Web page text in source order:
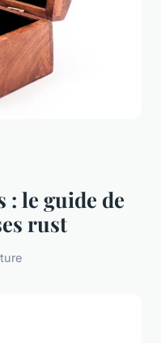
: le guide de
rust